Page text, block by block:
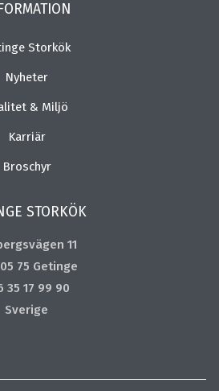
Storkök
Nyheter
& Miljö
Karriär
Broschyr
STORKÖK
11
75 Getinge
35 17 99 90
Sverige